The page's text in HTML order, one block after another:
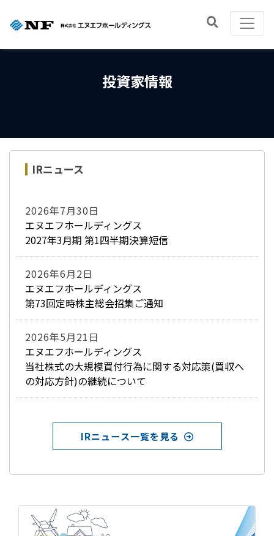
投資家情報
IRニュース
2026年7月30日
エヌエフホールディングス
2027年3月期 第1四半期決算短信
2026年6月2日
エヌエフホールディングス
第73回定時株主総会招集ご通知
2026年5月21日
エヌエフホールディングス
当社株式の大規模買付行為に関する対応策(買収へ
の対応方針)の継続について
IRニュース一覧を見る